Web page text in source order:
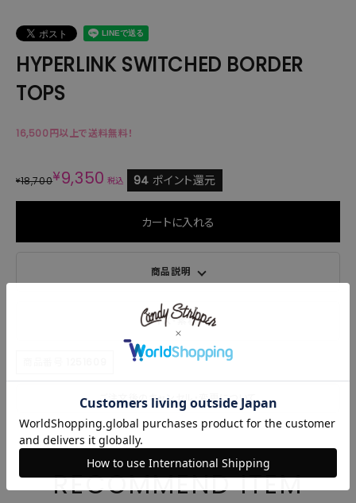
HYPERLINK SWITCHED BORDER
TOPS
16,500円以上で送料無料！
¥18,700¥9,350 税込 94 ポイント還元
カートに入れる
商品説明
サイズ・素材
ご注文後のキャンセル・変更について
RECOMMEND ITEM